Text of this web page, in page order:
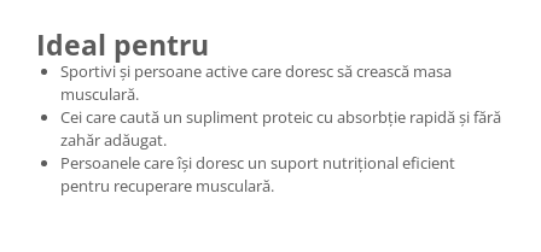
Ideal pentru
Sportivi și persoane active care doresc să crească masa
musculară.
Cei care caută un supliment proteic cu absorbție rapidă și fără
zahăr adăugat.
Persoanele care își doresc un suport nutrițional eficient
pentru recuperare musculară.